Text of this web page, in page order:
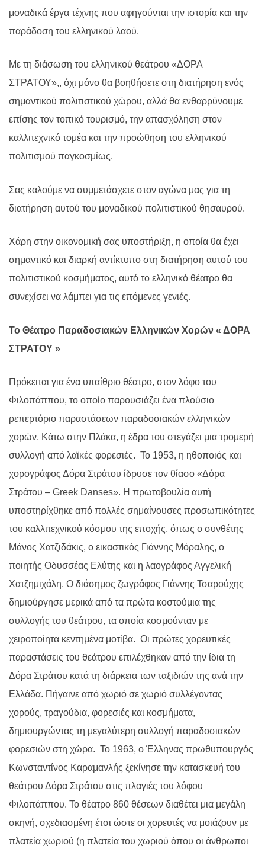
μοναδικά έργα τέχνης που αφηγούνται την ιστορία και την
παράδοση του ελληνικού λαού.
Με τη διάσωση του ελληνικού θεάτρου «ΔΟΡΑ
ΣΤΡΑΤΟΥ»,, όχι μόνο θα βοηθήσετε στη διατήρηση ενός
σημαντικού πολιτιστικού χώρου, αλλά θα ενθαρρύνουμε
επίσης τον τοπικό τουρισμό, την απασχόληση στον
καλλιτεχνικό τομέα και την προώθηση του ελληνικού
πολιτισμού παγκοσμίως.
Σας καλούμε να συμμετάσχετε στον αγώνα μας για τη
διατήρηση αυτού του μοναδικού πολιτιστικού θησαυρού.
Χάρη στην οικονομική σας υποστήριξη, η οποία θα έχει
σημαντικό και διαρκή αντίκτυπο στη διατήρηση αυτού του
πολιτιστικού κοσμήματος, αυτό το ελληνικό θέατρο θα
συνεχίσει να λάμπει για τις επόμενες γενιές.
Το Θέατρο Παραδοσιακών Ελληνικών Χορών « ΔΟΡΑ
ΣΤΡΑΤΟΥ »
Πρόκειται για ένα υπαίθριο θέατρο, στον λόφο του
Φιλοπάππου, το οποίο παρουσιάζει ένα πλούσιο
ρεπερτόριο παραστάσεων παραδοσιακών ελληνικών
χορών. Κάτω στην Πλάκα, η έδρα του στεγάζει μια τρομερή
συλλογή από λαϊκές φορεσιές. Το 1953, η ηθοποιός και
χορογράφος Δόρα Στράτου ίδρυσε τον θίασο «Δόρα
Στράτου – Greek Danses». Η πρωτοβουλία αυτή
υποστηρίχθηκε από πολλές σημαίνουσες προσωπικότητες
του καλλιτεχνικού κόσμου της εποχής, όπως ο συνθέτης
Μάνος Χατζιδάκις, ο εικαστικός Γιάννης Μόραλης, ο
ποιητής Οδυσσέας Ελύτης και η λαογράφος Αγγελική
Χατζημιχάλη. Ο διάσημος ζωγράφος Γιάννης Τσαρούχης
δημιούργησε μερικά από τα πρώτα κοστούμια της
συλλογής του θεάτρου, τα οποία κοσμούνταν με
χειροποίητα κεντημένα μοτίβα. Οι πρώτες χορευτικές
παραστάσεις του θεάτρου επιλέχθηκαν από την ίδια τη
Δόρα Στράτου κατά τη διάρκεια των ταξιδιών της ανά την
Ελλάδα. Πήγαινε από χωριό σε χωριό συλλέγοντας
χορούς, τραγούδια, φορεσιές και κοσμήματα,
δημιουργώντας τη μεγαλύτερη συλλογή παραδοσιακών
φορεσιών στη χώρα. Το 1963, ο Έλληνας πρωθυπουργός
Κωνσταντίνος Καραμανλής ξεκίνησε την κατασκευή του
θεάτρου Δόρα Στράτου στις πλαγιές του λόφου
Φιλοπάππου. Το θέατρο 860 θέσεων διαθέτει μια μεγάλη
σκηνή, σχεδιασμένη έτσι ώστε οι χορευτές να μοιάζουν με
πλατεία χωριού (η πλατεία του χωριού όπου οι άνθρωποι